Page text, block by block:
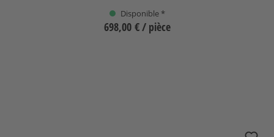
Disponible *
698,00 €/ pièce